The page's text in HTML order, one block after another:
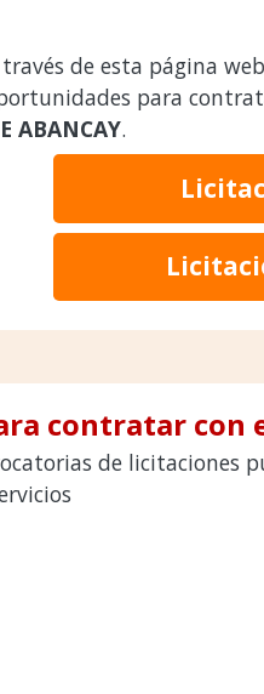
de esta página
para
ABANCAY.
contratar
de licitaciones